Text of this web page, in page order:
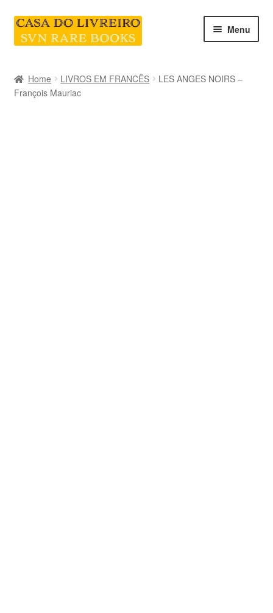
Skip
to
Skip
to
Menu
CATEGORIAS E COLEÇÕES
Home LIVROS EM FRANCÊS
LES ANGES NOIRS –
François Mauriac